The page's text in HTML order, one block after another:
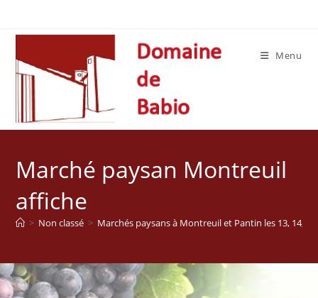
Menu
Marché paysan Montreuil
affiche
> Non classé > Marchés paysans à Montreuil et Pantin les 13, 14,